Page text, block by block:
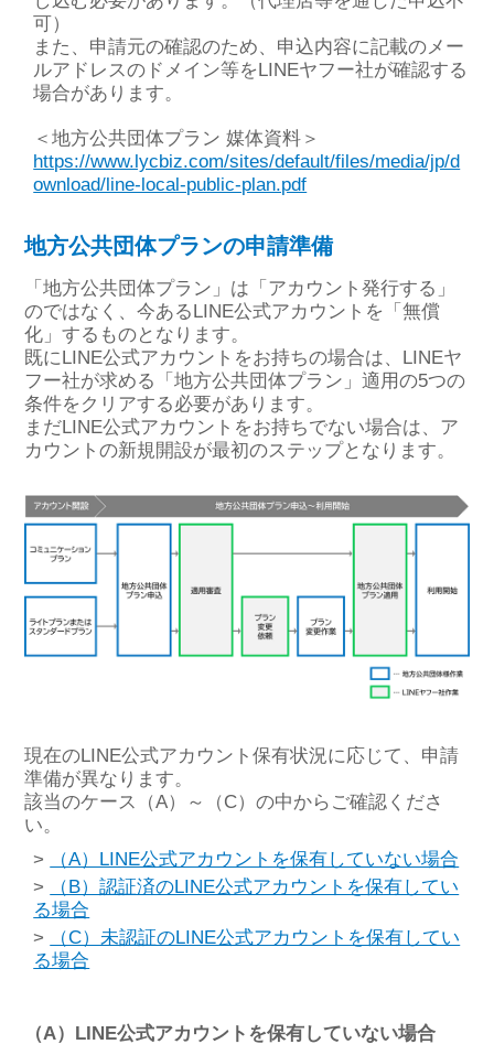
可）
また、申請元の確認のため、申込内容に記載のメー
ルアドレスのドメイン等をLINEヤフー社が確認する
場合があります。
＜地方公共団体プラン 媒体資料＞
https://www.lycbiz.com/sites/default/files/media/jp/d
ownload/line-local-public-plan.pdf
地方公共団体プランの申請準備
「地方公共団体プラン」は「アカウント発行する」
のではなく、今あるLINE公式アカウントを「無償
化」するものとなります。
既にLINE公式アカウントをお持ちの場合は、LINEヤ
フー社が求める「地方公共団体プラン」適用の5つの
条件をクリアする必要があります。
まだLINE公式アカウントをお持ちでない場合は、ア
カウントの新規開設が最初のステップとなります。
現在のLINE公式アカウント保有状況に応じて、申請
準備が異なります。
該当のケース（A）～（C）の中からご確認くださ
い。
>
（A）LINE公式アカウントを保有していない場合
>
（B）認証済のLINE公式アカウントを保有してい
る場合
>
（C）未認証のLINE公式アカウントを保有してい
る場合
（A）LINE公式アカウントを保有していない場合